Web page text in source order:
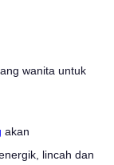
wanita untuk
akan
lincah dan